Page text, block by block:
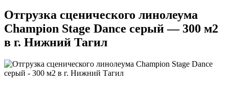
Отгрузка сценического линолеума
Champion Stage Dance серый — 300 м2
в г. Нижний Тагил